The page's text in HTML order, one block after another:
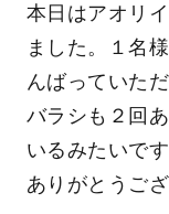
本日はアオリ
ました。１名
んばっていた
バラシも２回
いるみたいで
ありがとうご